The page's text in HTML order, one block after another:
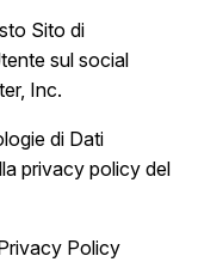
Sito di
sul social
Inc.
di Dati
privacy policy del
Policy